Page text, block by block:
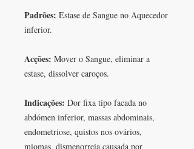
Padrões: Estase de Sangue no Aquecedor
inferior.
Acções: Mover o Sangue, eliminar a
estase, dissolver caroços.
Indicações: Dor fixa tipo facada no
abdómen inferior, massas abdominais,
endometriose, quistos nos ovários,
miomas, dismenorreia causada por